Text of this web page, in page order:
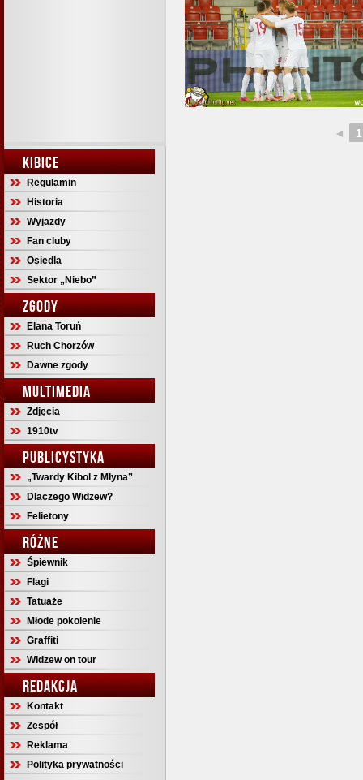
KIBICE
Regulamin
Historia
Wyjazdy
Fan cluby
Osiedla
Sektor „Niebo”
ZGODY
Elana Toruń
Ruch Chorzów
Dawne zgody
MULTIMEDIA
Zdjęcia
1910tv
PUBLICYSTYKA
„Twardy Kibol z Młyna”
Dlaczego Widzew?
Felietony
RÓŻNE
Śpiewnik
Flagi
Tatuaże
Młode pokolenie
Graffiti
Widzew on tour
REDAKCJA
Kontakt
Zespół
Reklama
Polityka prywatności
◄ 1